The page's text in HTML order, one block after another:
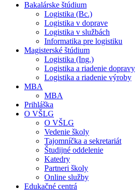
Bakalárske štúdium
Logistika (Bc.)
Logistika v doprave
Logistika v službách
Informatika pre logistiku
Magisterské štúdium
Logistika (Ing.)
Logistika a riadenie dopravy
Logistika a riadenie výroby
MBA
MBA
Prihláška
O VŠLG
O VŠLG
Vedenie školy
Tajomníčka a sekretariát
Študijné oddelenie
Katedry
Partneri školy
Online služby
Edukačné centrá